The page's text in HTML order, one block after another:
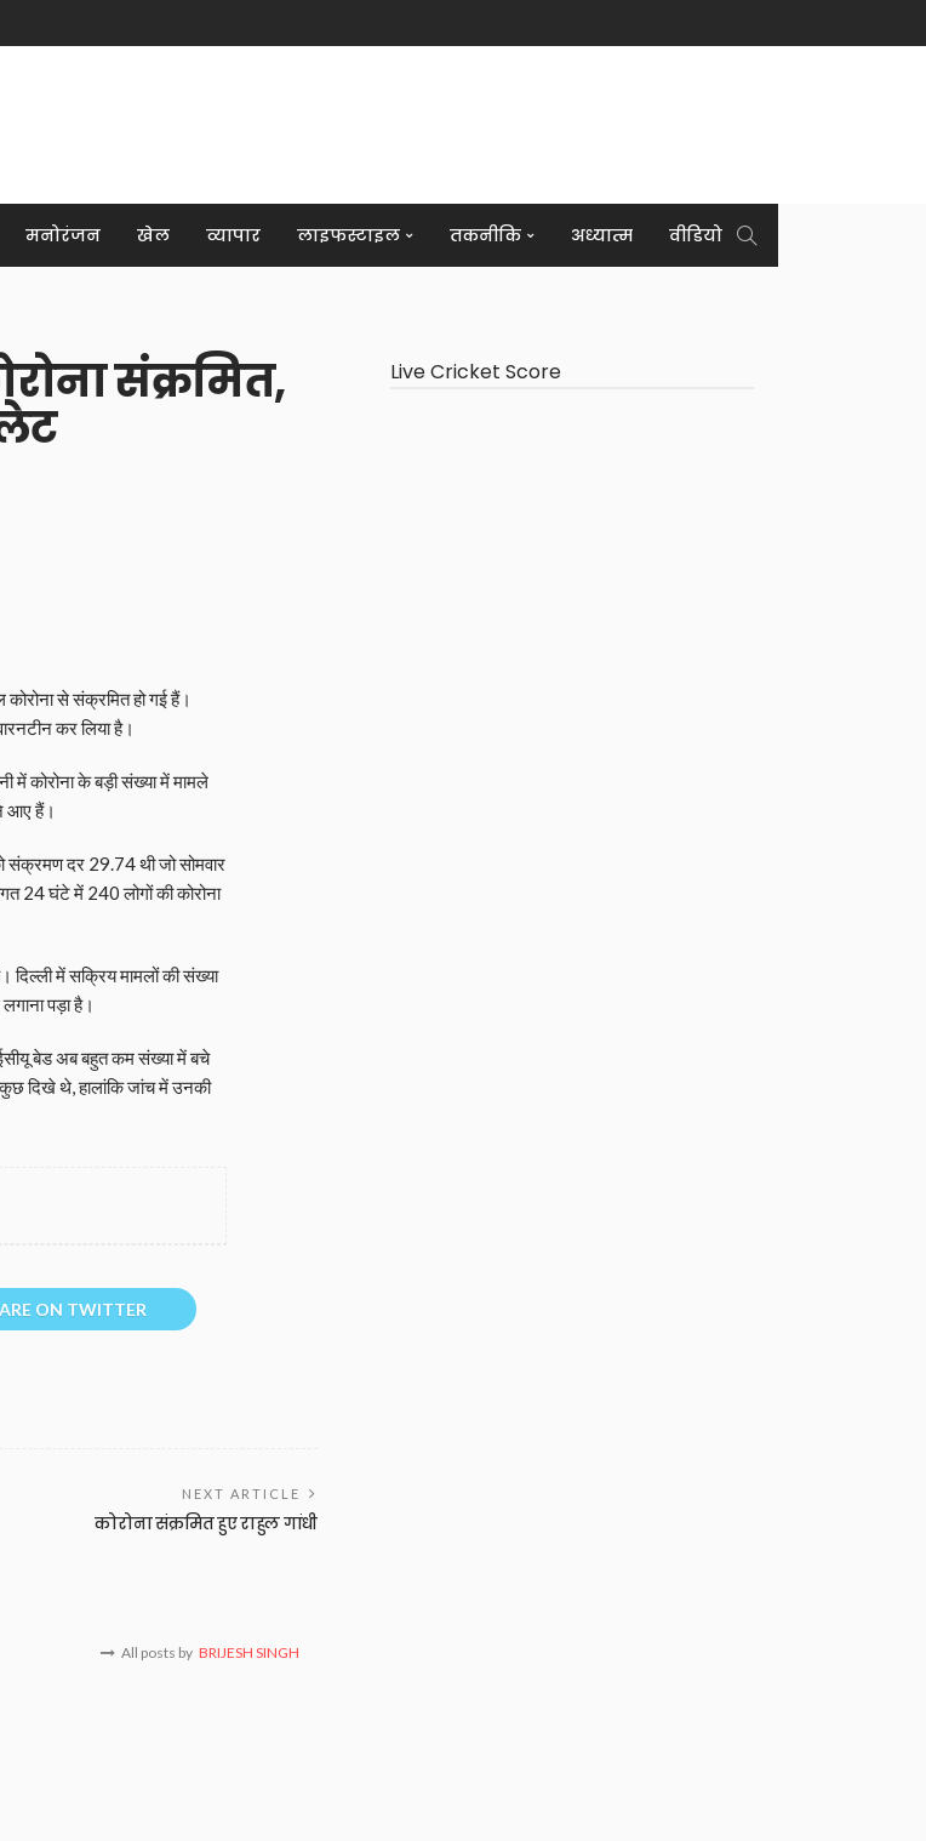
मनोरंजन खेल व्यापार लाइफस्टाइल तकनीकि अध्यात्म वीडियो
संक्रमित,
कोरोना से संक्रमित हो गई हैं।
कर लिया है।
में कोरोना के बड़ी संख्या में मामले
आए हैं।
संक्रमण दर 29.74 थी जो सोमवार
24 घंटे में 240 लोगों की कोरोना
में सक्रिय मामलों की संख्या
पड़ा है।
बेड अब बहुत कम संख्या में बचे
दिखे थे, हालांकि जांच में उनकी
ON TWITTER
NEXT ARTICLE
कोरोना संक्रमित हुए राहुल गांधी
All posts by BRIJESH SINGH
Live Cricket Score